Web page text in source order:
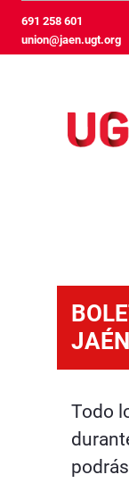
Salta al contingut
691 258 601
union@jaen.ugt.org
JAÉN
Todo